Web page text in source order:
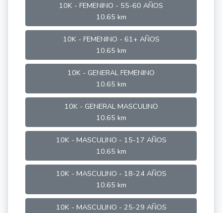
10K - FEMENINO - 55-60 AÑOS
10.65 km
10K - FEMENINO - 61+ AÑOS
10.65 km
10K - GENERAL FEMENINO
10.65 km
10K - GENERAL MASCULINO
10.65 km
10K - MASCULINO - 15-17 AÑOS
10.65 km
10K - MASCULINO - 18-24 AÑOS
10.65 km
10K - MASCULINO - 25-29 AÑOS